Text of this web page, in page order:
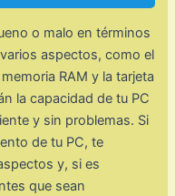
o malo en términos
aspectos, como el
RAM y la tarjeta
la capacidad de tu PC
y sin problemas. Si
de tu PC, te
y, si es
que sean